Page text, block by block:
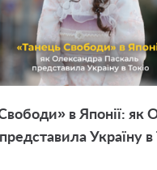
в Япо­нії: як
Укра­ї­ну в